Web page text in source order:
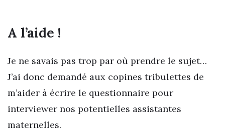
A l’aide !
Je ne savais pas trop par où prendre le sujet…
J’ai donc demandé aux copines tribulettes de
m’aider à écrire le questionnaire pour
interviewer nos potentielles assistantes
maternelles.